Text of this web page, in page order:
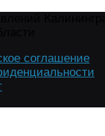
соглашение